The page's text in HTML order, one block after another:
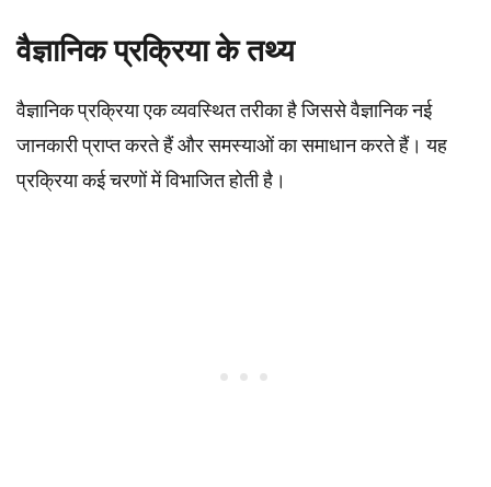
वैज्ञानिक प्रक्रिया के तथ्य
वैज्ञानिक प्रक्रिया एक व्यवस्थित तरीका है जिससे वैज्ञानिक नई
जानकारी प्राप्त करते हैं और समस्याओं का समाधान करते हैं। यह
प्रक्रिया कई चरणों में विभाजित होती है।